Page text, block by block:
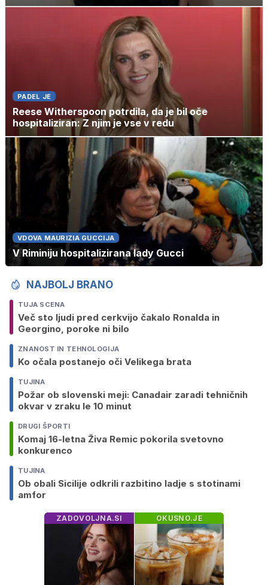
PADEL JE
Reese Witherspoon potrdila, da je bil oče
hospitaliziran: Z njim je vse v redu
VDOVA MAURIZIA GUCCIJA
V Riminiju hospitalizirana lady Gucci
NAJBOLJ BRANO
TUJA SCENA
Več sto ljudi pred cerkvijo čakalo Ronalda in
Georgino, poroke ni bilo
ZNANOST IN TEHNOLOGIJA
Ko očala postanejo oči Velikega brata
TUJINA
Požar ob slovenski meji: Canadair zaradi tehničnih
okvar v zraku le 10 minut
DRUGI ŠPORTI
Komaj 16-letna Živa Remic pokorila svetovno
konkurenco
TUJINA
Ob obali Sicilije odkrili razbitino ladje s stotinami
amfor
ZADOVOLJNA.SI OKUSNO.JE